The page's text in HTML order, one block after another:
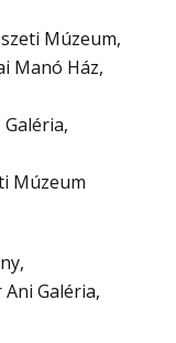
Múzeum
Manó Ház
Múzeum
Galéria